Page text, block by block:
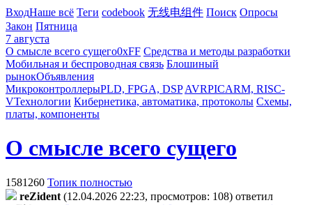
ВходНаше всё Теги codebook 无线电组件 Поиск Опросы
Закон Пятница
7 августа
О смысле всего сущего0xFF Средства и методы разработки
Мобильная и беспроводная связь Блошиный
рынокОбъявления
МикроконтроллерыPLD, FPGA, DSP AVRPICARM, RISC-
VТехнологии Кибернетика, автоматика, протоколы Схемы,
платы, компоненты
О смысле всего сущего
1581260 Топик полностью
reZident (12.04.2026 22:23, просмотров: 108) ответил